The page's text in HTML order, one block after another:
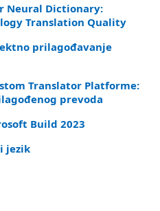
Neural Dictionary:
Translation Quality
prilagođavanje
Translator Platforme:
prevoda
Build 2023
jezik